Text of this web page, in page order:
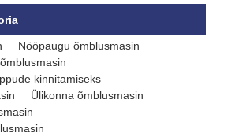
Nööpaugu õmblusmasin
kinnitamiseks
Ülikonna õmblusmasin